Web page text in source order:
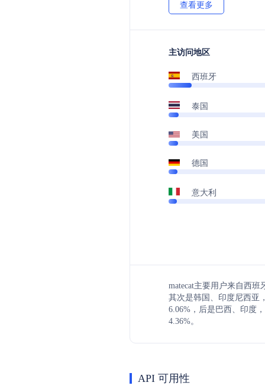
查看更多
主访问地区
西班牙
泰国
美国
德国
意大利
matecat主要用户来自西班
其次是韩国、印度尼西亚
6.06%，后是巴西、印度
4.36%。
API 可用性